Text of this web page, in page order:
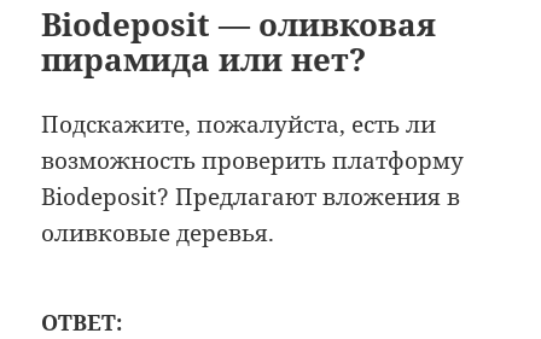
Biodeposit — оливковая
пирамида или нет?
Подскажите, пожалуйста, есть ли
возможность проверить платформу
Biodeposit? Предлагают вложения в
оливковые деревья.
ОТВЕТ: